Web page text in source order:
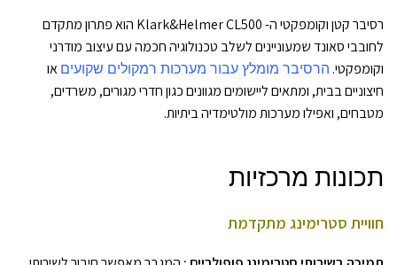
רסיבר קטן וקומפקטי ה- Klark&Helmer CL500 הוא פתרון מתקדם
לחובבי סאונד שמעוניינים לשלב טכנולוגיה חכמה עם עיצוב מודרני
וקומפקטי. הרסיבר מומלץ עבור מערכות רמקולים שקועים או
חיצוניים בבית, ומתאים ליישומים מגוונים כגון חדרי מגורים, משרדים,
מטבחים, ואפילו מערכות מולטימדיה ביתיות.
תכונות מרכזיות
חוויית סטרימינג מתקדמת